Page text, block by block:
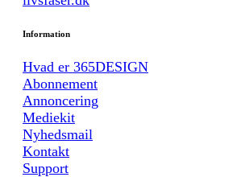
Information
Hvad er 365DESIGN
Abonnement
Annoncering
Mediekit
Nyhedsmail
Kontakt
Support